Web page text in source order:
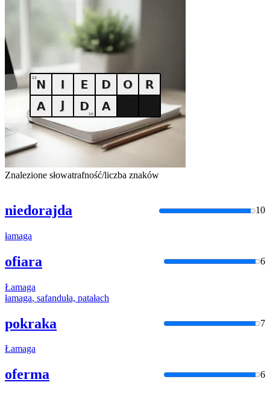
Znalezione słowatrafność/liczba znaków
niedorajda 10
łamaga
ofiara 6
Łamaga
łamaga, safanduła, patałach
pokraka 7
Łamaga
oferma 6